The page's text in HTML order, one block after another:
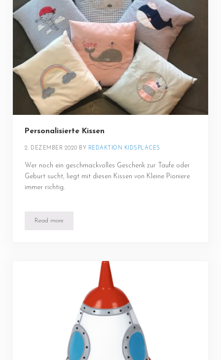
Personalisierte Kissen
2. DEZEMBER 2020 BY REDAKTION KIDSPLACES
Wer noch ein geschmackvolles Geschenk zur Taufe oder
Geburt sucht, liegt mit diesen Kissen von Kleine Pioniere
immer richtig.
Read morePersonalisierte Kissen